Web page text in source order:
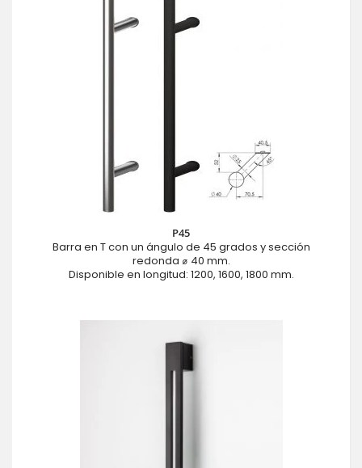
P45
Barra en T con un ángulo de 45 grados y sección
redonda ⌀ 40 mm.
Disponible en longitud: 1200, 1600, 1800 mm.